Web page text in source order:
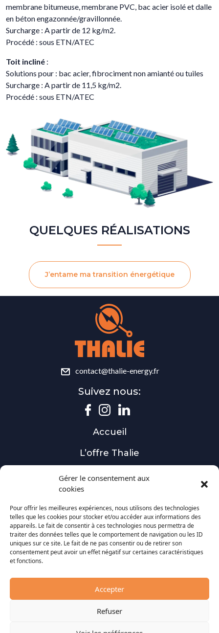
Gérer le consentement aux
cookies
Pour offrir les meilleures expériences, nous utilisons des technologies
telles que les cookies pour stocker et/ou accéder aux informations des
appareils. Le fait de consentir à ces technologies nous permettra de
traiter des données telles que le comportement de navigation ou les ID
uniques sur ce site. Le fait de ne pas consentir ou de retirer son
consentement peut avoir un effet négatif sur certaines caractéristiques
et fonctions.
Accepter
Refuser
membrane bitumeuse, membrane PVC, bac acier isolé et dalle
en béton engazonnée/gravillonnée.
Surcharge : A partir de 12 kg/m2.
Procédé : sous ETN/ATEC
Toit incliné :
Solutions pour : bac acier, fibrociment non amianté ou tuiles
Surcharge : A partir de 11,5 kg/m2.
Procédé : sous ETN/ATEC
QUELQUES RÉALISATIONS
Previous
J’entame ma transition énergétique
contact@thalie-energy.fr
Suivez nous:
Accueil
L’offre Thalie
Nos installations
Contact
Obtenir une étude
Nos solutions
Tracker solaire
Centrale au sol